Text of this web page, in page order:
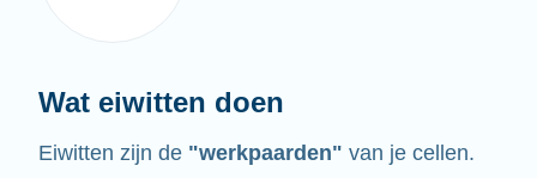
Wat eiwitten doen
Eiwitten zijn de "werkpaarden" van je cellen.